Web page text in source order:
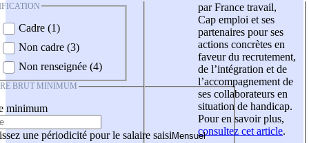
Cadre (1)
Non cadre (3)
Non renseignée (4)
BRUT MINIMUM
minimum
une périodicité pour le salaire saisi
par France travail,
Cap emploi et ses
partenaires pour ses
actions concrètes en
faveur du recrutement,
de l’intégration et de
l’accompagnement de
ses collaborateurs en
situation de handicap.
Pour en savoir plus,
consultez cet article.